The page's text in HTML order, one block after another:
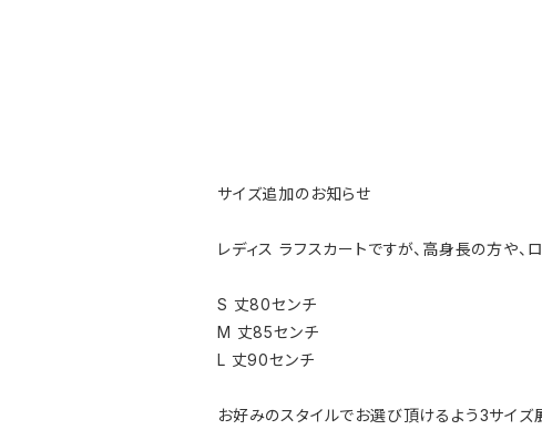
サイズ追加のお知らせ
レディス ラフスカートですが、高身長の方や
S 丈80センチ
M 丈85センチ
L 丈90センチ
お好みのスタイルでお選び頂けるよう3サイズ